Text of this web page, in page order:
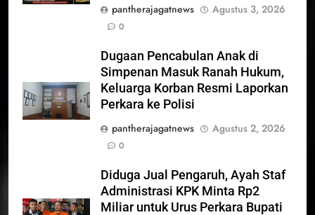
pantherajagatnews
Agustus 3, 2026
0
Dugaan Pencabulan Anak di
Simpenan Masuk Ranah Hukum,
Keluarga Korban Resmi Laporkan
Perkara ke Polisi
pantherajagatnews
Agustus 2, 2026
0
Diduga Jual Pengaruh, Ayah Staf
Administrasi KPK Minta Rp2
Miliar untuk Urus Perkara Bupati